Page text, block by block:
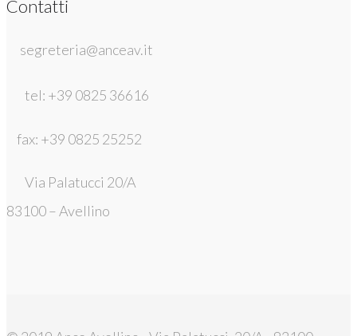
Contatti
segreteria@anceav.it
tel: +39 0825 36616
fax: +39 0825 25252
Via Palatucci 20/A
83100 – Avellino